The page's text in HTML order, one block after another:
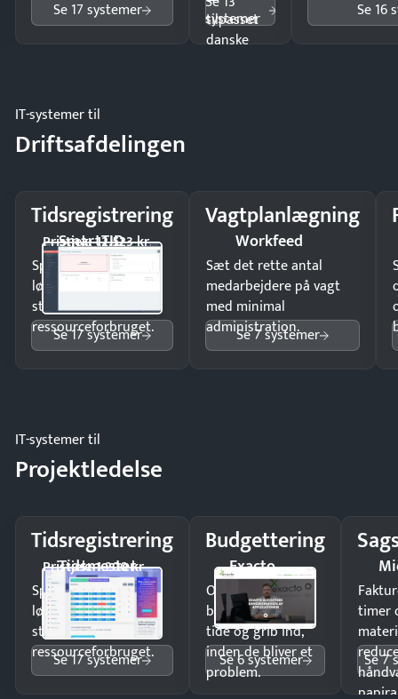
Se 17 systemer
tilpasset
danske
systemer Se 16
IT-systemer til
Driftsafdelingen
Tidsregistrering
SmartTID
Pristjek: 12.523 kr
Spar tid på
lønberegning og få
styr på
ressourceforbruget.
Se 17 systemer
Vagtplanlægning
Workfeed
Sæt det rette antal
medarbejdere på vagt
med minimal
administration.
Se 7 systemer
IT-systemer til
Projektledelse
Tidsregistrering
Tidsmester
Pristjek: 1.200 kr
Spar tid på
lønberegning og få
styr på
ressourceforbruget.
Se 17 systemer
Budgettering
Exacto
Opdag
budgetafvigelser i
tide og grib ind,
inden de bliver et
problem.
Se 6 systemer
timer
Se 7